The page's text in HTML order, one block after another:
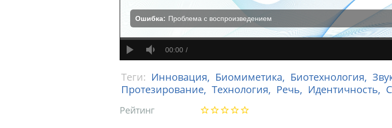
Ошибка: Проблема с воспроизведением
00:00
Теги: Инновация, Биомиметика, Биотехнология,
Протезирование, Технология, Речь, Идентичность,
Рейтинг